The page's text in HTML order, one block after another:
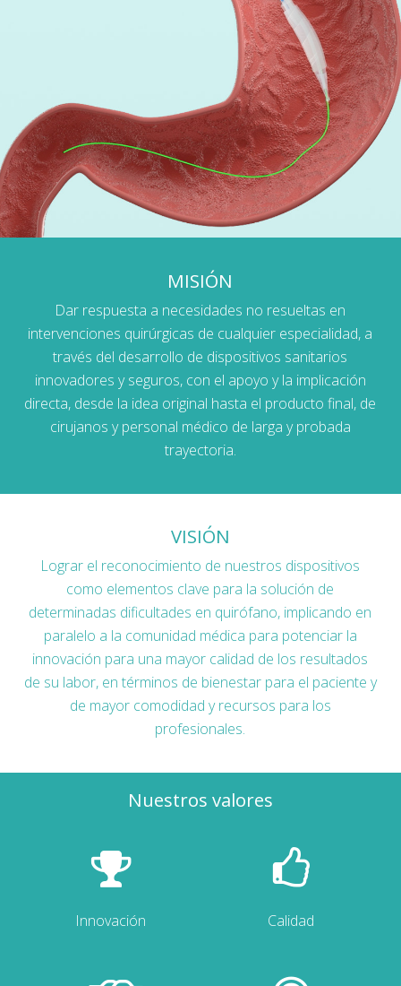
MISIÓN
Dar respuesta a necesidades no resueltas en
intervenciones quirúrgicas de cualquier especialidad, a
través del desarrollo de dispositivos sanitarios
innovadores y seguros, con el apoyo y la implicación
directa, desde la idea original hasta el producto final, de
cirujanos y personal médico de larga y probada
trayectoria.
VISIÓN
Lograr el reconocimiento de nuestros dispositivos
como elementos clave para la solución de
determinadas dificultades en quirófano, implicando en
paralelo a la comunidad médica para potenciar la
innovación para una mayor calidad de los resultados
de su labor, en términos de bienestar para el paciente y
de mayor comodidad y recursos para los
profesionales.
Nuestros valores
Innovación Calidad